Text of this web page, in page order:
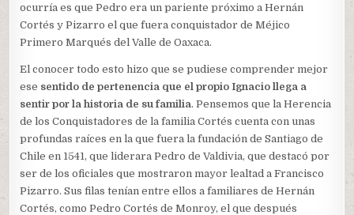
ocurría es que Pedro era un pariente próximo a Hernán
Cortés y Pizarro el que fuera conquistador de Méjico
Primero Marqués del Valle de Oaxaca.
El conocer todo esto hizo que se pudiese comprender mejor
ese sentido de pertenencia que el propio Ignacio llega a
sentir por la historia de su familia. Pensemos que la Herencia
de los Conquistadores de la familia Cortés cuenta con unas
profundas raíces en la que fuera la fundación de Santiago de
Chile en 1541, que liderara Pedro de Valdivia, que destacó por
ser de los oficiales que mostraron mayor lealtad a Francisco
Pizarro. Sus filas tenían entre ellos a familiares de Hernán
Cortés, como Pedro Cortés de Monroy, el que después